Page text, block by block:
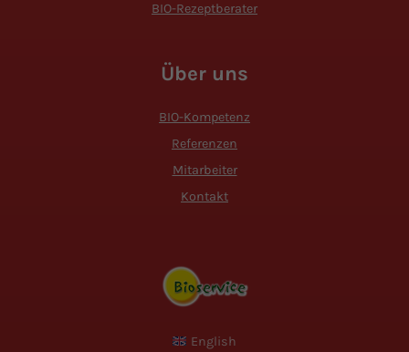
BIO-Rezeptberater
Über uns
BIO-Kompetenz
Referenzen
Mitarbeiter
Kontakt
English